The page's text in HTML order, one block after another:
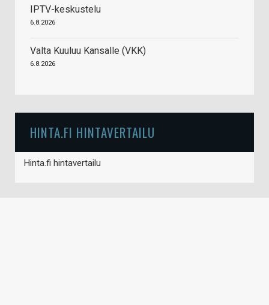
IPTV-keskustelu
6.8.2026
Valta Kuuluu Kansalle (VKK)
6.8.2026
HINTA.FI HINTAVERTAILU
Hinta.fi hintavertailu